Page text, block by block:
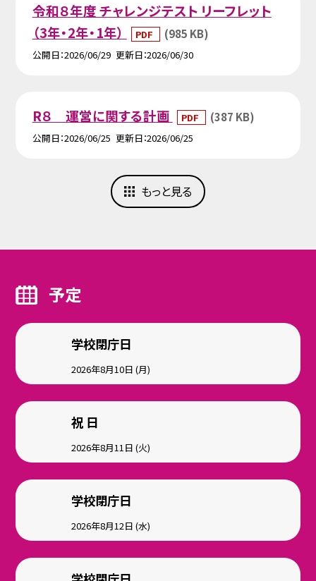
令和８年度 チャレンジテスト リーフレット
（3年・2年・1年）
PDF (985 KB)
公開日 2026/06/29 更新日 2026/06/30
R８ 運営に関する計画 PDF (387 KB)
公開日 2026/06/25 更新日 2026/06/25
もっと見る
予定
学校閉庁日
2026年8月10日 (月)
祝 日
2026年8月11日 (火)
学校閉庁日
2026年8月12日 (水)